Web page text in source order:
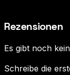
Rezensionen
Es gibt noch
Schreibe die